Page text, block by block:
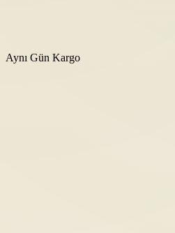
Aynı Gün Kargo